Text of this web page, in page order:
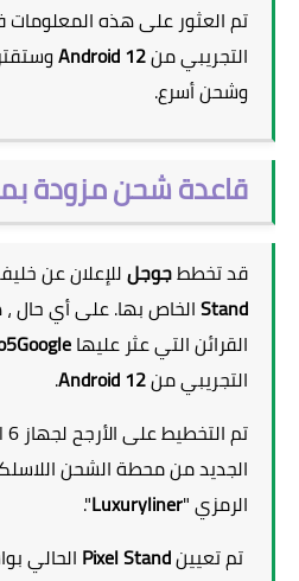
تم العثور على هذه المعلومات
التجريبي منAndroid 12
وشحن أسرع.
قاعدة شحن مزودة
قد تخططجوجلللإعلان عن
Standالخاص بها. على أي حال
القرائن التي عثر عليها
التجريبي منAndroid 12
.
الجديد من محطة الشحن
الرمزي "Luxuryliner
".
تم تعيينPixel Standالحالي